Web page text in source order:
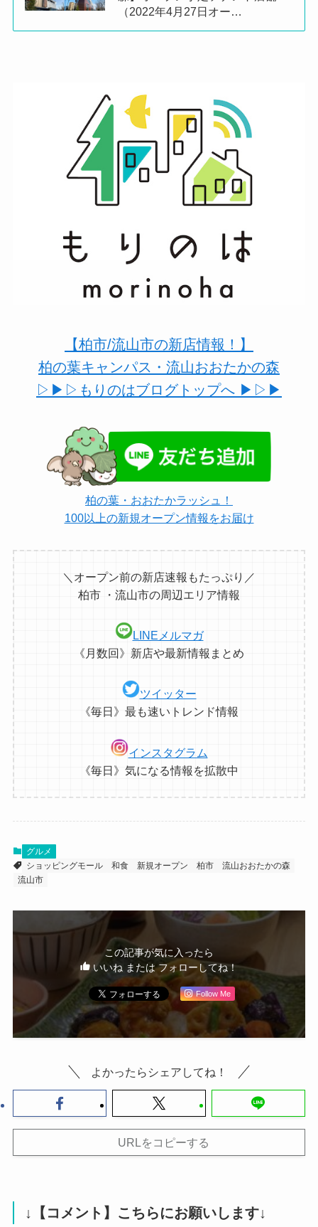
（2022年4月27日オー…
【柏市/流山市の新店情報！】
柏の葉キャンパス・流山おおたかの森
▷▶︎▷もりのはブログトップへ ▶︎▷▶︎
柏の葉・おおたかラッシュ！
100以上の新規オープン情報をお届け
＼オープン前の新店速報もたっぷり／
柏市 ・流山市の周辺エリア情報
LINEメルマガ
《月数回》新店や最新情報まとめ
ツイッター
《毎日》最も速いトレンド情報
インスタグラム
《毎日》気になる情報を拡散中
グルメ
ショッピングモール
和食 新規オープン 柏市
流山おおたかの森
流山市
この記事が気に入ったら
いいね または フォローしてね！
Follow Me
よかったらシェアしてね！
URLをコピーする
↓【コメント】こちらにお願いします↓